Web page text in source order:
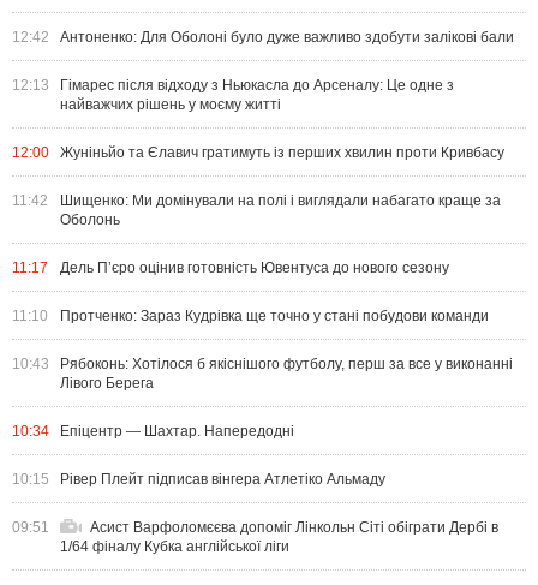
12:42 Антоненко: Для Оболоні було дуже важливо здобути залікові бали
12:13
Гімарес після відходу з Ньюкасла до Арсеналу: Це одне з
найважчих рішень у моєму житті
12:00 Жуніньйо та Єлавич гратимуть із перших хвилин проти Кривбасу
11:42
Шищенко: Ми домінували на полі і виглядали набагато краще за
Оболонь
11:17 Дель П’єро оцінив готовність Ювентуса до нового сезону
11:10 Протченко: Зараз Кудрівка ще точно у стані побудови команди
10:43
Рябоконь: Хотілося б якіснішого футболу, перш за все у виконанні
Лівого Берега
10:34 Епіцентр — Шахтар. Напередодні
10:15 Рівер Плейт підписав вінгера Атлетіко Альмаду
09:51
Асист Варфоломєєва допоміг Лінкольн Сіті обіграти Дербі в
1/64 фіналу Кубка англійської ліги